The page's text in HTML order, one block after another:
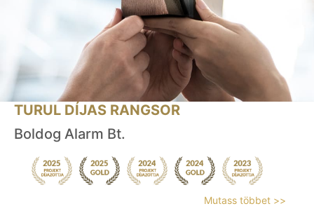
TURUL DÍJAS RANGSOR
Boldog Alarm Bt.
Mutass többet >>